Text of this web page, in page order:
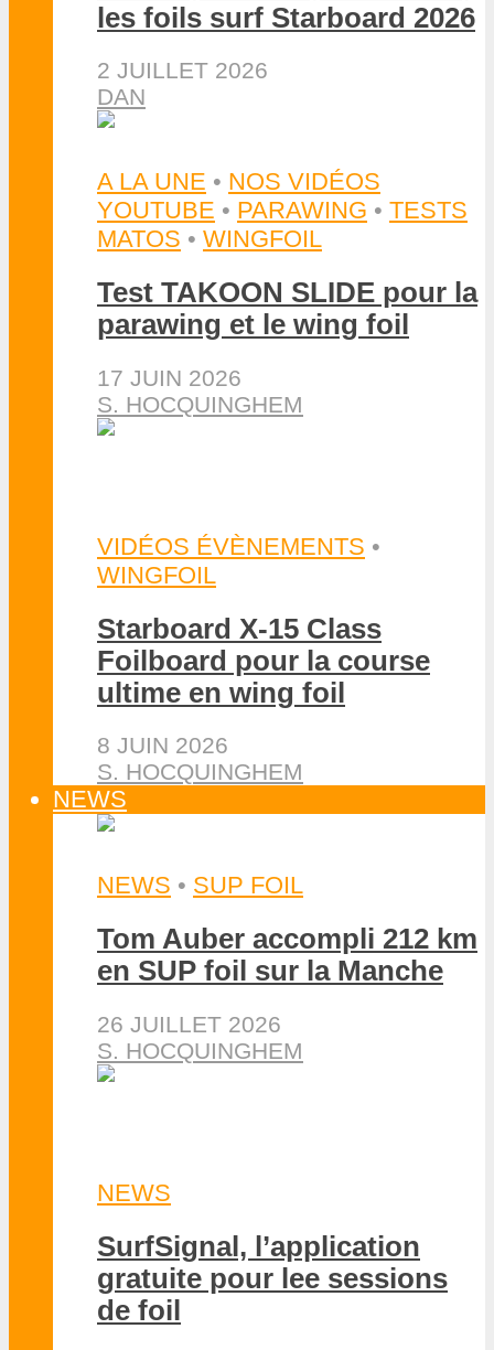
les foils surf Starboard 2026
2 JUILLET 2026
DAN
A LA UNE • NOS VIDÉOS
YOUTUBE • PARAWING • TESTS
MATOS • WINGFOIL
Test TAKOON SLIDE pour la
parawing et le wing foil
17 JUIN 2026
S. HOCQUINGHEM
VIDÉOS ÉVÈNEMENTS •
WINGFOIL
Starboard X-15 Class
Foilboard pour la course
ultime en wing foil
8 JUIN 2026
S. HOCQUINGHEM
NEWS
NEWS • SUP FOIL
Tom Auber accompli 212 km
en SUP foil sur la Manche
26 JUILLET 2026
S. HOCQUINGHEM
NEWS
SurfSignal, l’application
gratuite pour lee sessions
de foil